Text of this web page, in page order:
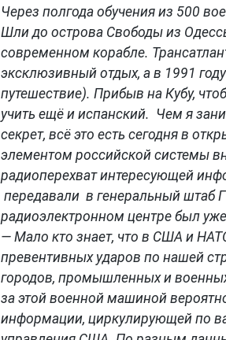
Через полгода обучения из 500
Шли до острова Свободы из
современном корабле.
эксклюзивный отдых, а в 1991
путешествие). Прибыв на Кубу,
учить ещё и испанский. Чем я
секрет, всё это есть сегодня в
элементом российской системы
радиоперехват интересующей
передавали в генеральный штаб
радиоэлектронном центре был
— Мало кто знает, что в США и
превентивных ударов по нашей
городов, промышленных и
за этой военной машиной
информации, циркулирующей по